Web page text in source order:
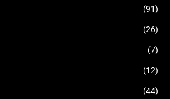
(91)
(26)
(7)
(12)
(44)